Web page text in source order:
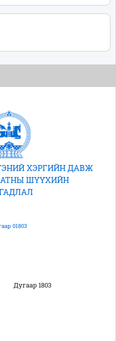
ХЭРГИЙН ДАВЖ
ШҮҮХИЙН
01803
1803